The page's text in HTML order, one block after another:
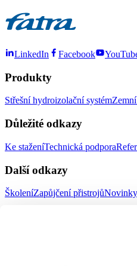
LinkedIn Facebook
Produkty
Střešní hydroizolační systém
Důležité odkazy
Ke staženíTechnická podpora
Další odkazy
ŠkoleníZapůjčení přistrojů